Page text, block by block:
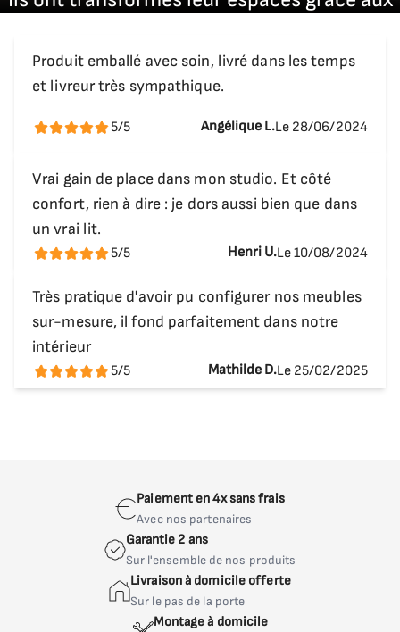
210,5 cm
47614
Couchage 160×200 cm
Hauteur
220 cm
Largeur
Profondeur fermé
42 cm
Profondeur de la tablette
Produit emballé avec soin, livré dans les temps
et livreur très sympathique.
5/5 Angélique L.Le 28/06/2024
Vrai gain de place dans mon studio. Et côté
confort, rien à dire : je dors aussi bien que dans
un vrai lit.
5/5 Henri U.Le 10/08/2024
Très pratique d'avoir pu configurer nos meubles
sur-mesure, il fond parfaitement dans notre
intérieur
5/5 Mathilde D.Le 25/02/2025
Paiement en 4x sans frais
Avec nos partenaires
Garantie 2 ans
Sur l'ensemble de nos produits
Livraison à domicile offerte
Sur le pas de la porte
Montage à domicile